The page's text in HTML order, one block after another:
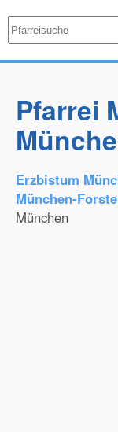
Pfarrei
Erzbistum
München-
München